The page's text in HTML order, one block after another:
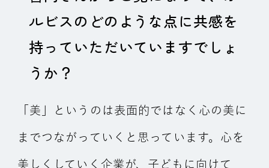
ルビスのどのような点に共感を
持っていただいていますでしょ
うか？
「美」というのは表面的ではなく心の美に
までつながっていくと思っています。心を
美しくしていく企業が、子どもに向けて